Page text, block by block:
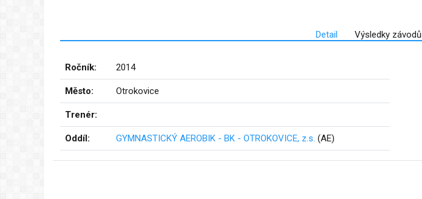
Detail Výsledky závodů
Ročník: 2014
Město: Otrokovice
Trenér:
Oddíl: GYMNASTICKÝ AEROBIK - BK - OTROKOVICE, z.s. (AE)